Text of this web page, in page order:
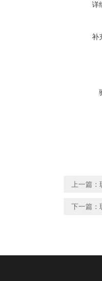
详
补
上一篇：
下一篇：